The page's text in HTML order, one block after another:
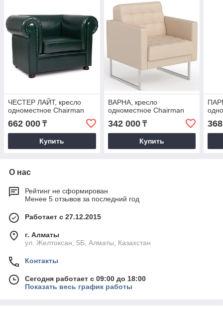
ЧЕСТЕР ЛАЙТ, кресло
одноместное Chairman
662 000 ₸
Купить
ВАРНА, кресло
одноместное Chairman
342 000₸
Купить
О нас
Рейтинг не сформирован
Менее 5 отзывов за последний год
Работает с 27.12.2015
г. Алматы
ул. Желтоксан, 5Б, Алматы, Казахстан
Контакты
Сегодня работает с 09:00 до 18:00
Показать весь график работы